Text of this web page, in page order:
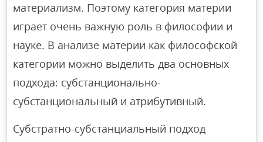
материализм. Поэтому категория материи
играет очень важную роль в философии и
науке. В анализе материи как философской
категории можно выделить два основных
подхода: субстанционально-
субстанциональный и атрибутивный.
Субстратно-субстанциальный подход